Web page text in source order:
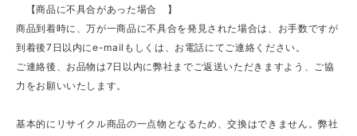
【商品に不具合があった場合 】
商品到着時に、万が一商品に不具合を発見された場合は、お手数ですが
到着後7日以内にe-mailもしくは、お電話にてご連絡ください。
ご連絡後、お品物は7日以内に弊社までご返送いただきますよう、ご協
力をお願いいたします。
基本的にリサイクル商品の一点物となるため、交換はできません。弊社